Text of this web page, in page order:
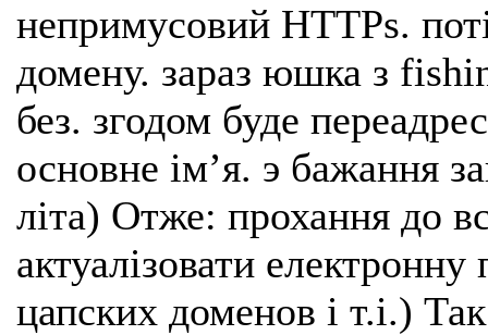
непримусовий HTTPs.
домену. зараз юшка з
без. згодом буде
основне імʼя. э бажання
літа) Отже: прохання до
актуалізовати
цапских доменов і т.і.)